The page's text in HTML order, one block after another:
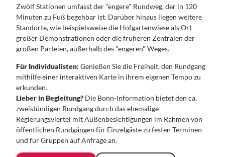
Zwölf Stationen umfasst der "engere" Rundweg, der in 120
Minuten zu Fuß begehbar ist. Darüber hinaus liegen weitere
Standorte, wie beispielsweise die Hofgartenwiese als Ort
großer Demonstrationen oder die früheren Zentralen der
großen Parteien, außerhalb des "engeren" Weges.
Für Individualisten: Genießen Sie die Freiheit, den Rundgang
mithilfe einer interaktiven Karte in ihrem eigenen Tempo zu
erkunden.
Lieber in Begleitung? Die Bonn-Information bietet den ca.
zweistündigen Rundgang durch das ehemalige
Regierungsviertel mit Außenbesichtigungen im Rahmen von
öffentlichen Rundgängen für Einzelgäste zu festen Terminen
und für Gruppen auf Anfrage an.